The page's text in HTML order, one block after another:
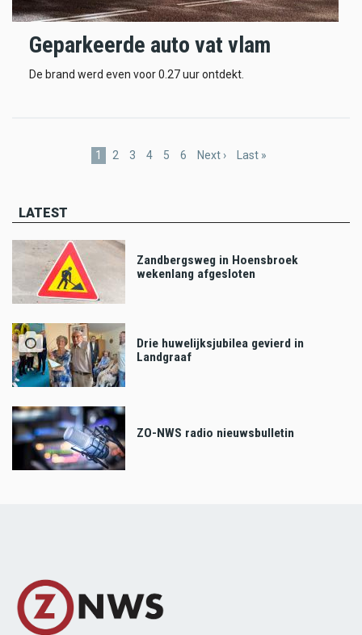
Geparkeerde auto vat vlam
De brand werd even voor 0.27 uur ontdekt.
Current
1 Page
2 Page
3 Page
4 Page
5 Page
6
Next
Next ›
Last
Last »
LATEST
Zandbergsweg in Hoensbroek
wekenlang afgesloten
Drie huwelijksjubilea gevierd in
Landgraaf
ZO-NWS radio nieuwsbulletin